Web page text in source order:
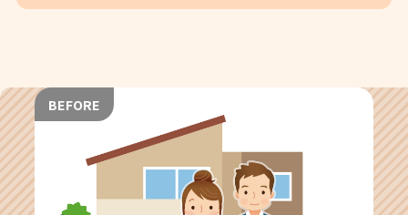
BEFORE